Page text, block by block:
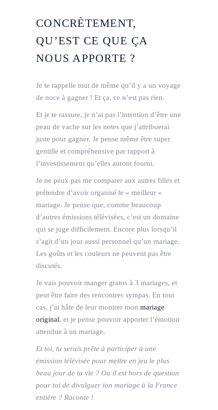
CONCRÈTEMENT,
QU’EST CE QUE ÇA
NOUS APPORTE ?
Je te rappelle tout de même qu’il y a un voyage
de noce à gagner ! Et ça, ce n’est pas rien.
Et je te rassure, je n’ai pas l’intention d’être une
peau de vache sur les notes que j’attribuerai
juste pour gagner. Je pense même être super
gentille et compréhensive par rapport à
l’investissement qu’elles auront fourni.
Je ne peux pas me comparer aux autres filles et
prétendre d’avoir organisé le « meilleur »
mariage. Je pense que, comme beaucoup
d’autres émissions télévisées, c’est un domaine
qui se juge difficilement. Encore plus lorsqu’il
s’agit d’un jour aussi personnel qu’un mariage.
Les goûts et les couleurs ne peuvent pas être
discutés.
Je vais pouvoir manger gratos à 3 mariages, et
peut être faire des rencontres sympas. En tout
cas, j’ai hâte de leur montrer mon mariage
original, et je pense pouvoir apporter l’émotion
attendue à un mariage.
Et toi, tu serais prête à participer à une
émission télévisée pour mettre en jeu le plus
beau jour de ta vie ? Ou il est hors de question
pour toi de divulguer ton mariage à la France
entière ? Raconte !